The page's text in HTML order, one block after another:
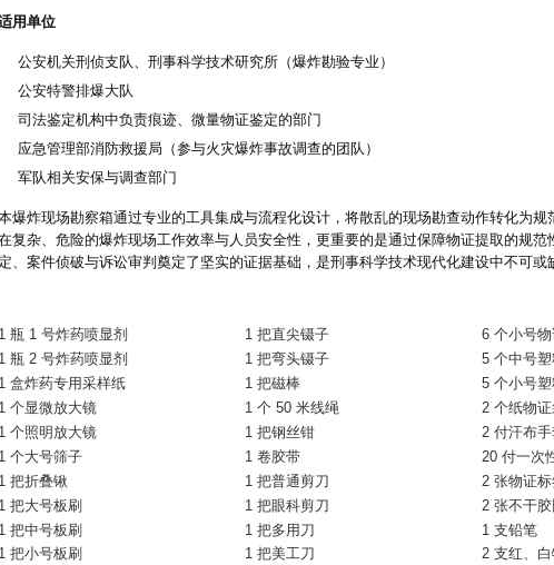
用单位
公安机关刑侦支队、刑事科学技术研究所（爆炸勘验专业）
公安特警排爆大队
司法鉴定机构中负责痕迹、微量物证鉴定的部门
应急管理部消防救援局（参与火灾爆炸事故调查的团队）
军队相关安保与调查部门
爆炸现场勘察箱通过专业的工具集成与流程化设计，将散乱的现场勘查动作转化为
复杂、危险的爆炸现场工作效率与人员安全性，更重要的是通过保障物证提取的规
定、案件侦破与诉讼审判奠定了坚实的证据基础，是刑事科学技术现代化建设中不可或
1 瓶 1 号炸药喷显剂 1 把直尖镊子
6 个小号
1 瓶 2 号炸药喷显剂
1 把弯头镊子
5 个中号
1 盒炸药专用采样纸
1 把磁棒
5 个小号
1 个显微放大镜
1 个 50 米线绳
2 个纸物
1 个照明放大镜
1 把钢丝钳
2 付汗布手
1 个大号筛子
1 卷胶带
20 付一次
1 把折叠锹
1 把普通剪刀
2 张物证
1 把大号板刷
1 把眼科剪刀
2 张不干胶
1 把中号板刷
1 把多用刀
1 支铅笔
1 把小号板刷
1 把美工刀 2 支红、